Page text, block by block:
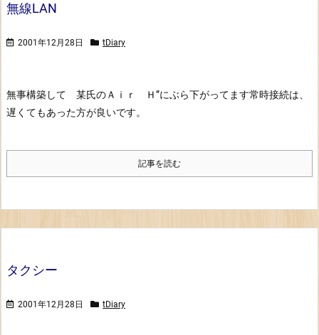
無線LAN
2001年12月28日 tDiary
無事構築して 某氏のＡｉｒ Ｈ”にぶら下がってます常時接続は、
遅くてもあった方が良いです。
記事を読む
タクシー
2001年12月28日 tDiary